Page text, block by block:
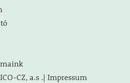
CZ, a.s .| Impressum